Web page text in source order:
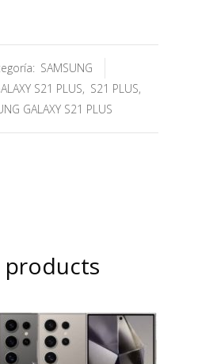
SAMSUNG
S21 PLUS, S21 PLUS,
GALAXY S21 PLUS
products